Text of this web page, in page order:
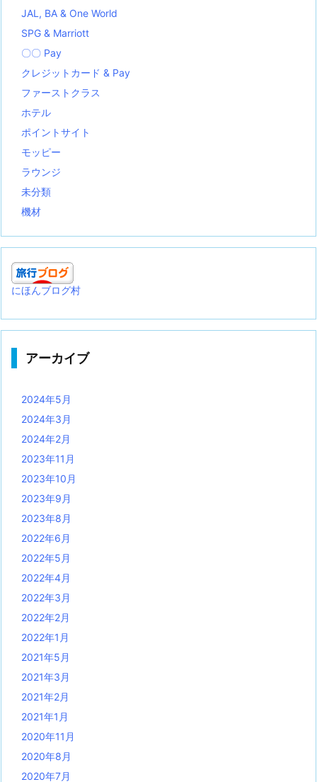
JAL, BA & One World
SPG & Marriott
〇〇 Pay
クレジットカード & Pay
ファーストクラス
ホテル
ポイントサイト
モッピー
ラウンジ
未分類
機材
にほんブログ村
アーカイブ
2024年5月
2024年3月
2024年2月
2023年11月
2023年10月
2023年9月
2023年8月
2022年6月
2022年5月
2022年4月
2022年3月
2022年2月
2022年1月
2021年5月
2021年3月
2021年2月
2021年1月
2020年11月
2020年8月
2020年7月